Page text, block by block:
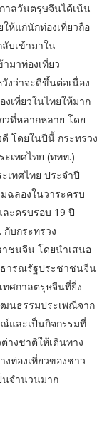
าลวันตรุษจีนได้เน้น
ห้แก่นักท่องเที่ยวถือ
บเข้ามาใน
มาท่องเที่ยว
งว่าจะดีขึ้นต่อเนื่อง
เที่ยวในไทยให้มาก
วที่หลากหลาย โดย
โดยในปีนี้ กระทรวง
ะเทศไทย (ททท.)
เทศไทย ประจำปี
ฉลองในวาระครบ
ะครบรอบ 19 ปี
บกระทรวง
ชนจีน โดยนำเสนอ
ารณรัฐประชาชนจีน
ทศกาลตรุษจีนที่ยิ่ง
นธรรมประเพณีจาก
และเป็นกิจกรรมที่
างชาติให้เดินทาง
งท่องเที่ยวของชาว
นจำนวนมาก